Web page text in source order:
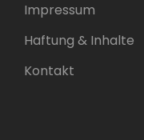
Impressum
Haftung & Inhalte
Kontakt